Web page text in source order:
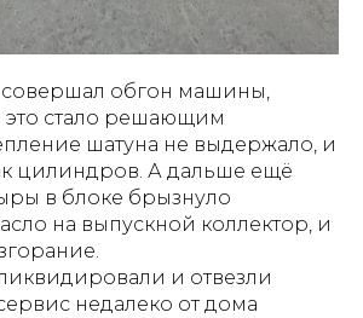
совершал обгон машины,
это стало решающим
шатуна не выдержало, и
цилиндров. А дальше ещё
в блоке брызнуло
на выпускной коллектор, и
и отвезли
недалеко от дома